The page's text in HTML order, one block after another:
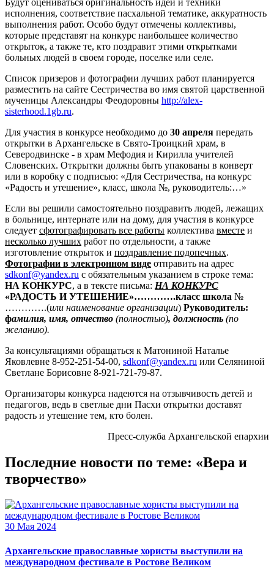
исполнения, соответствие пасхальной тематике, аккуратность
выполнения работ. Особо будут отмечены коллективы,
которые представят на конкурс наибольшее количество
открыток, а также те, кто поздравит этими открытками
больных людей в своем городе, поселке или селе.
Список призеров и фотографии лучших работ планируется
разместить на сайте Сестричества во имя святой царственной
мученицы Александры Феодоровны http://alex-
sisterhood.1gb.ru.
Для участия в конкурсе необходимо до 30 апреля передать
открытки в Архангельске в Свято-Троицкий храм, в
Северодвинске - в храм Мефодия и Кирилла учителей
Словенских. Открытки должны быть упакованы в конверт
или в коробку с подписью: «Для Сестричества, на конкурс
«Радость и утешение», класс, школа №, руководитель:…»
Если вы решили самостоятельно поздравить людей, лежащих
в больнице, интернате или на дому, для участия в конкурсе
следует сфотографировать все работы коллектива вместе и
несколько лучших работ по отдельности, а также
изготовление открыток и поздравление подопечных.
Фотографии в электронном виде отправить на адрес
sdkonf@yandex.ru с обязательным указанием в строке тема:
НА КОНКУРС, а в тексте письма: НА КОНКУРС
«РАДОСТЬ И УТЕШЕНИЕ»………….класс школа №
………….(или наименование организации) Руководитель:
фамилия, имя, отчество (полностью), должность (по
желанию).
За консультациями обращаться к Матониной Наталье
Яковлевне 8-952-251-54-00, sdkonf@yandex.ru или Селяниной
Светлане Борисовне 8-921-721-79-87.
Организаторы конкурса надеются на отзывчивость детей и
педагогов, ведь в светлые дни Пасхи открытки доставят
радость и утешение тем, кто болен.
Пресс-служба Архангельской епархии
Последние новости по теме: «Вера и
творчество»
30 Мая 2024
Архангельские православные хористы выступили на
международном фестивале в Ростове Великом